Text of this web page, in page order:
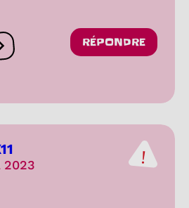
Ouvrir les réactions
RÉPONDRE
2023